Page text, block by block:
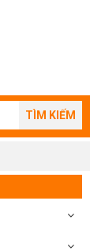
TÌM KIẾM